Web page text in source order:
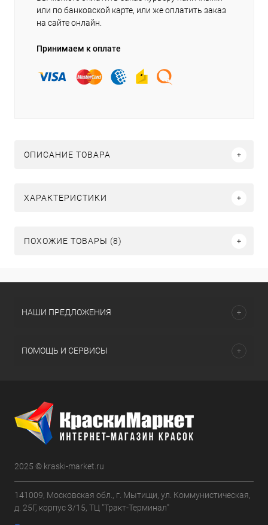
или по банковской карте, или же оплатить заказ
на сайте онлайн.
Принимаем к оплате
ОПИСАНИЕ ТОВАРА
ХАРАКТЕРИСТИКИ
ПОХОЖИЕ ТОВАРЫ (8)
НАШИ ПРЕДЛОЖЕНИЯ
ПОМОЩЬ И СЕРВИСЫ
2025 © kraski-market.ru
141009, Московская обл., г. Мытищи, ул. Коммунистическая,
д. 25Г, корпус 3/15, ТЦ "Тракт-Терминал"